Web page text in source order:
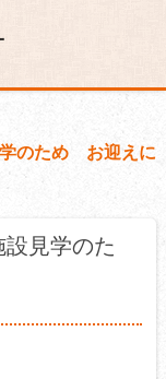
のため お迎えに
見学のた